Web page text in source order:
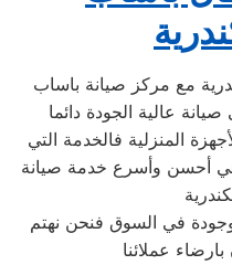
مع مركز صيانة باساب
عالية الجودة دائما
المنزلية فالخدمة التي
أحسن وأسرع خدمة صيانة
في السوق فنحن نهتم
عملائنا